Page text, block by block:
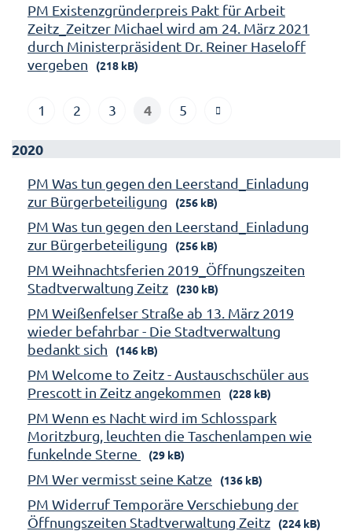
PM Existenzgründerpreis Pakt für Arbeit
Zeitz_Zeitzer Michael wird am 24. März 2021
durch Ministerpräsident Dr. Reiner Haseloff
vergeben
(218 kB)
1 2 3 4 5
2020
PM Was tun gegen den Leerstand_Einladung
zur Bürgerbeteiligung
(256 kB)
PM Was tun gegen den Leerstand_Einladung
zur Bürgerbeteiligung
(256 kB)
PM Weihnachtsferien 2019_Öffnungszeiten
Stadtverwaltung Zeitz
(230 kB)
PM Weißenfelser Straße ab 13. März 2019
wieder befahrbar - Die Stadtverwaltung
bedankt sich
(146 kB)
PM Welcome to Zeitz - Austauschschüler aus
Prescott in Zeitz angekommen
(228 kB)
PM Wenn es Nacht wird im Schlosspark
Moritzburg, leuchten die Taschenlampen wie
funkelnde Sterne
(29 kB)
PM Wer vermisst seine Katze (136 kB)
PM Widerruf Temporäre Verschiebung der
Öffnungszeiten Stadtverwaltung Zeitz
(224 kB)